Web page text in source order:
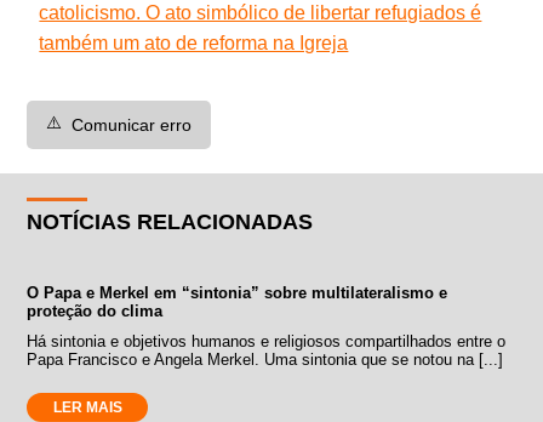
catolicismo. O ato simbólico de libertar refugiados é
também um ato de reforma na Igreja
⚠️ Comunicar erro
NOTÍCIAS RELACIONADAS
O Papa e Merkel em “sintonia” sobre multilateralismo e
proteção do clima
Há sintonia e objetivos humanos e religiosos compartilhados entre o
Papa Francisco e Angela Merkel. Uma sintonia que se notou na [...]
LER MAIS